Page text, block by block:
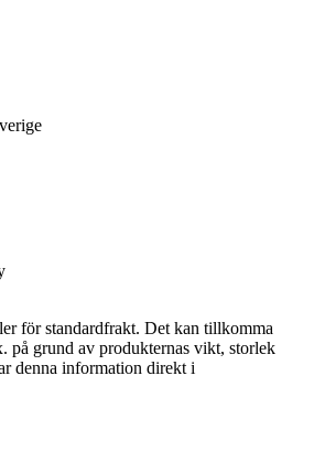
för standardfrakt. Det kan tillkomma
på grund av produkternas vikt, storlek
denna information direkt i